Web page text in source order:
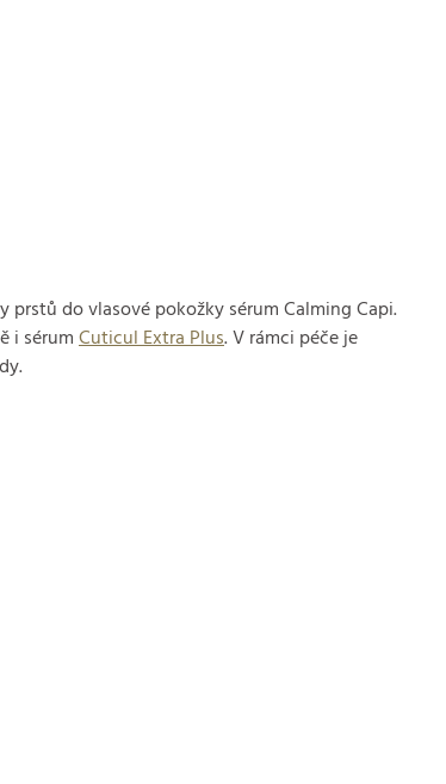
do vlasové pokožky sérum Calming Capi.
i sérumCuticul Extra Plus. V rámci péče je